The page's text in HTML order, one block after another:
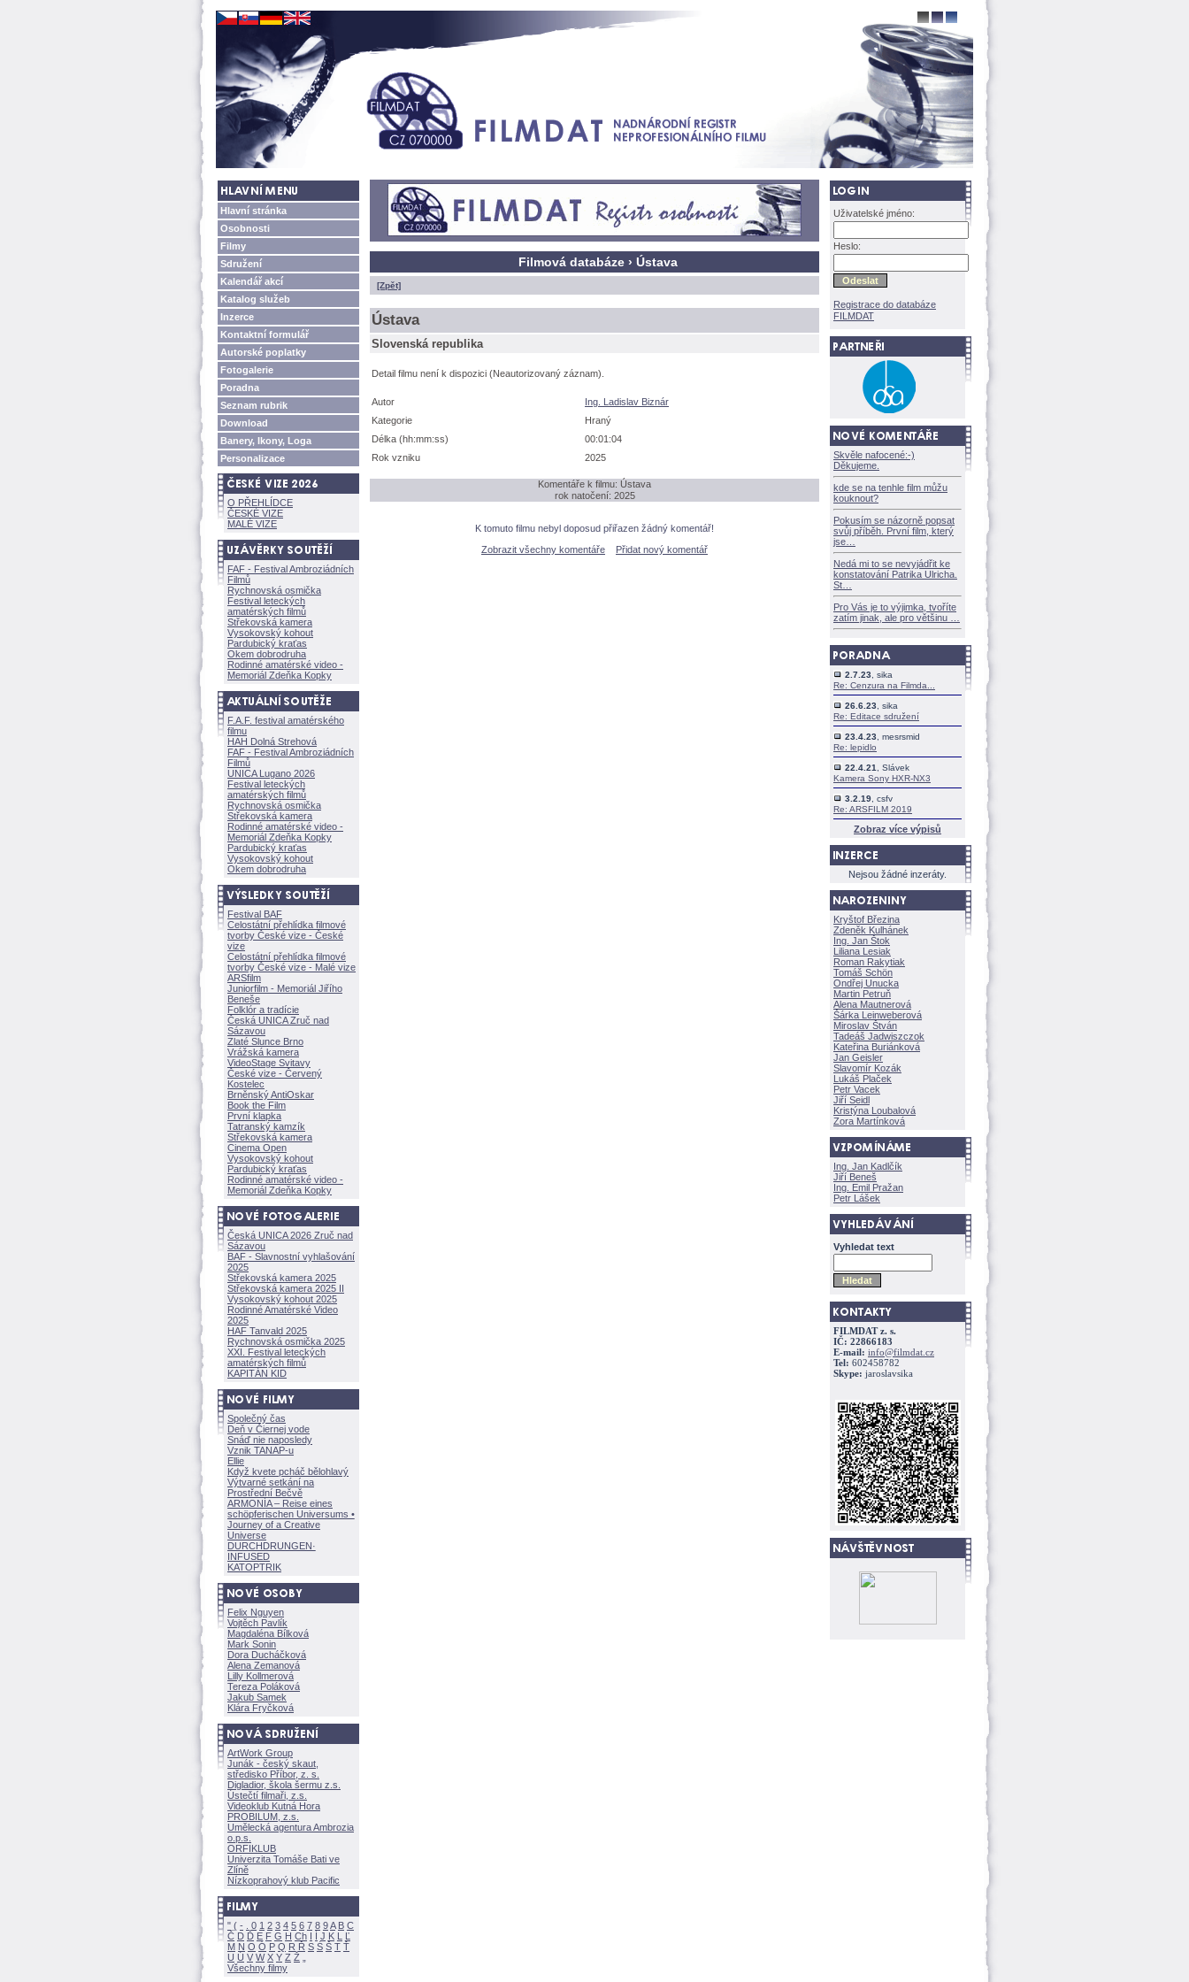
Hlavní stránka
Osobnosti
Filmy
Sdružení
Kalendář akcí
Katalog služeb
Inzerce
Kontaktní formulář
Autorské poplatky
Fotogalerie
Poradna
Seznam rubrik
Download
Banery, Ikony, Loga
Personalizace
O PŘEHLÍDCE
ČESKÉ VIZE
MALÉ VIZE
FAF - Festival Ambroziádních
Filmů
Rychnovská osmička
Festival leteckých
amatérských filmů
Střekovská kamera
Vysokovský kohout
Pardubický kraťas
Okem dobrodruha
Rodinné amatérské video -
Memoriál Zdeňka Kopky
F.A.F. festival amatérského
filmu
HAH Dolná Strehov
FAF - Festival Ambroziádních
Filmů
UNICA Lugano 2026
Festival leteckých
amatérských filmů
Rychnovská osmička
Střekovská kamera
Rodinné amatérské video -
Memoriál Zdeňka Kopky
Pardubický kraťas
Vysokovský kohout
Okem dobrodruha
Festival BAF
Celostátní přehlídka filmové
tvorby České vize - České
vize
Celostátní přehlídka filmové
tvorby České vize - Malé vize
ARSfilm
Juniorfilm - Memoriál Jiřího
Beneše
Folklór a tradície
Česká UNICA Zruč nad
Sázavou
Zlaté Slunce Brno
Vrážská kamera
VideoStage Svitavy
České vize - Červený
Kostelec
Brněnský AntiOskar
Book the Film
První klapka
Tatranský kamzík
Střekovská kamera
Cinema Open
Vysokovský kohout
Pardubický kraťas
Rodinné amatérské video -
Memoriál Zdeňka Kopky
Česká UNICA 2026 Zruč nad
Sázavou
BAF - Slavnostní vyhlašování
2025
Střekovská kamera 2025
Střekovská kamera 2025 II
Vysokovský kohout 2025
Rodinné Amatérské Video
2025
HAF Tanvald 2025
Rychnovská osmička 2025
XXI. Festival leteckých
amatérských filmů
KAPITÁN KID
Společný čas
Deň v Čiernej vode
Snáď nie naposledy
Vznik TANAP-u
Ellie
Když kvete pcháč bělohlavý
Výtvarné setkání na
Prostřední Bečvě
ARMONÍA – Reise eines
schöpferischen Universums •
Journey of a Creative
Universe
DURCHDRUNGEN·
INFUSED
KATOPTRIK
Felix Nguyen
Vojtěch Pavlík
Magdaléna Bílkov
Mark Sonin
Dora Ducháčkov
Alena Zemanov
Lilly Kollmerov
Tereza Polákov
Jakub Samek
Klára Fryčkov
ArtWork Group
Junák - český skaut,
středisko Příbor, z. s.
Digladior, škola šermu z.s.
Ústečtí filmaři, z.s.
Videoklub Kutná Hora
PROBILUM, z.s.
Umělecká agentura Ambrozia
o.p.s.
ORFIKLUB
Univerzita Tomáše Bati ve
Zlíně
Nízkoprahový klub Pacific
" ( - 0 1 2 3 4 5 6 7 8 9A B C
Č D Ď E F G H Ch I Í J K L
Ľ
M N O Ó P Q R Ř S Ś T Ť
U Ú V W X Y Z
Všechny filmy
Filmová databáze › Ústava
[Zpět]
Ústava
Slovenská republika
Detail filmu není k dispozici (Neautorizovaný záznam).
Autor
Ing. Ladislav Biznár
Kategorie
Hraný
Délka (hh:mm:ss)
00:01:04
Rok vzniku
2025
Komentáře k filmu: Ústava
rok natočení: 2025
K tomuto filmu nebyl doposud přiřazen žádný komentář!
Zobrazit všechny komentáře
Přidat nový komentář
Uživatelské jméno:
Heslo:
Registrace do databáze
FILMDAT
Skvěle nafocené:-)
Děkujeme.
kde se na tenhle film můžu
kouknout?
Pokusím se názorně popsat
svůj příběh. První film, který
jse
Nedá mi to se nevyjádřit ke
konstatování Patrika Ulricha.
St
Pro Vás je to výjimka, tvoříte
zatím jinak, ale pro většinu
2.7.23 , sika
Re: Cenzura na Filmda...
26.6.23 , sika
Re: Editace sdružení
23.4.23 , mesrsmid
Re: lepidlo
22.4.21
, Slávek
Kamera Sony HXR-NX3
3.2.19 , csfv
Re: ARSFILM 2019
Zobraz více výpisů
Nejsou žádné inzeráty.
Kryštof Březina
Zdeněk Kulhánek
Ing. Jan Štok
Liliana Lesiak
Roman Rakytiak
Tomáš Schön
Ondřej Unucka
Martin Petruň
Alena Mautnerov
rka Leinweberov
Miroslav Štván
Tadeáš Jadwiszczok
Kateřina Buriánkov
Jan Geisler
Slavomír Kozák
Lukáš Plaček
Petr Vacek
Jiří Seidl
Kristýna Loubalov
Zora Martínkov
Ing. Jan Kadlčík
Jiří Bene
Ing. Emil Pražan
Petr Lášek
Vyhledat text
FILMDAT z. s.
IČ: 22866183
E-mail: info@filmdat.cz
Tel: 602458782
Skype: jaroslavsika